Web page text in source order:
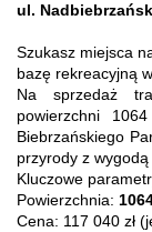
ul.
Szukasz miejsca
bazę rekreacyjną
Na sprzedaż
powierzchni
Biebrzańskiego
przyrody z
Kluczowe
Powierzchnia:
Cena: 117 040 zł